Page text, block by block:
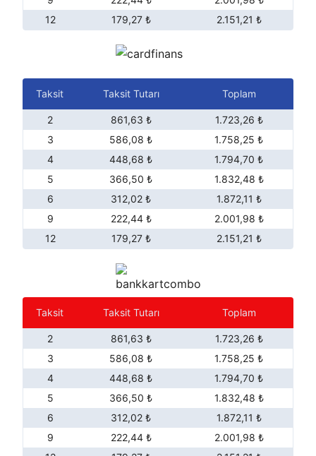
12
179,27 ₺ 2.151,21 ₺
Taksit Taksit Tutarı Toplam
2 861,63 ₺
1.723,26 ₺
3
586,08 ₺
1.758,25 ₺
4
448,68 ₺
1.794,70 ₺
5
366,50 ₺
1.832,48 ₺
6
312,02 ₺
1.872,11 ₺
9
222,44 ₺
2.001,98 ₺
12
179,27 ₺ 2.151,21 ₺
Taksit Taksit Tutarı Toplam
2 861,63 ₺
1.723,26 ₺
3
586,08 ₺
1.758,25 ₺
4
448,68 ₺
1.794,70 ₺
5
366,50 ₺
1.832,48 ₺
6
312,02 ₺
1.872,11 ₺
9
222,44 ₺
2.001,98 ₺